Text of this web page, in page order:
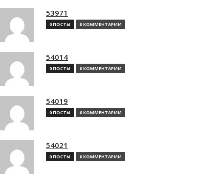
53971
0 ПОСТЫ 0 КОММЕНТАРИИ
54014
0 ПОСТЫ 0 КОММЕНТАРИИ
54019
0 ПОСТЫ 0 КОММЕНТАРИИ
54021
0 ПОСТЫ 0 КОММЕНТАРИИ